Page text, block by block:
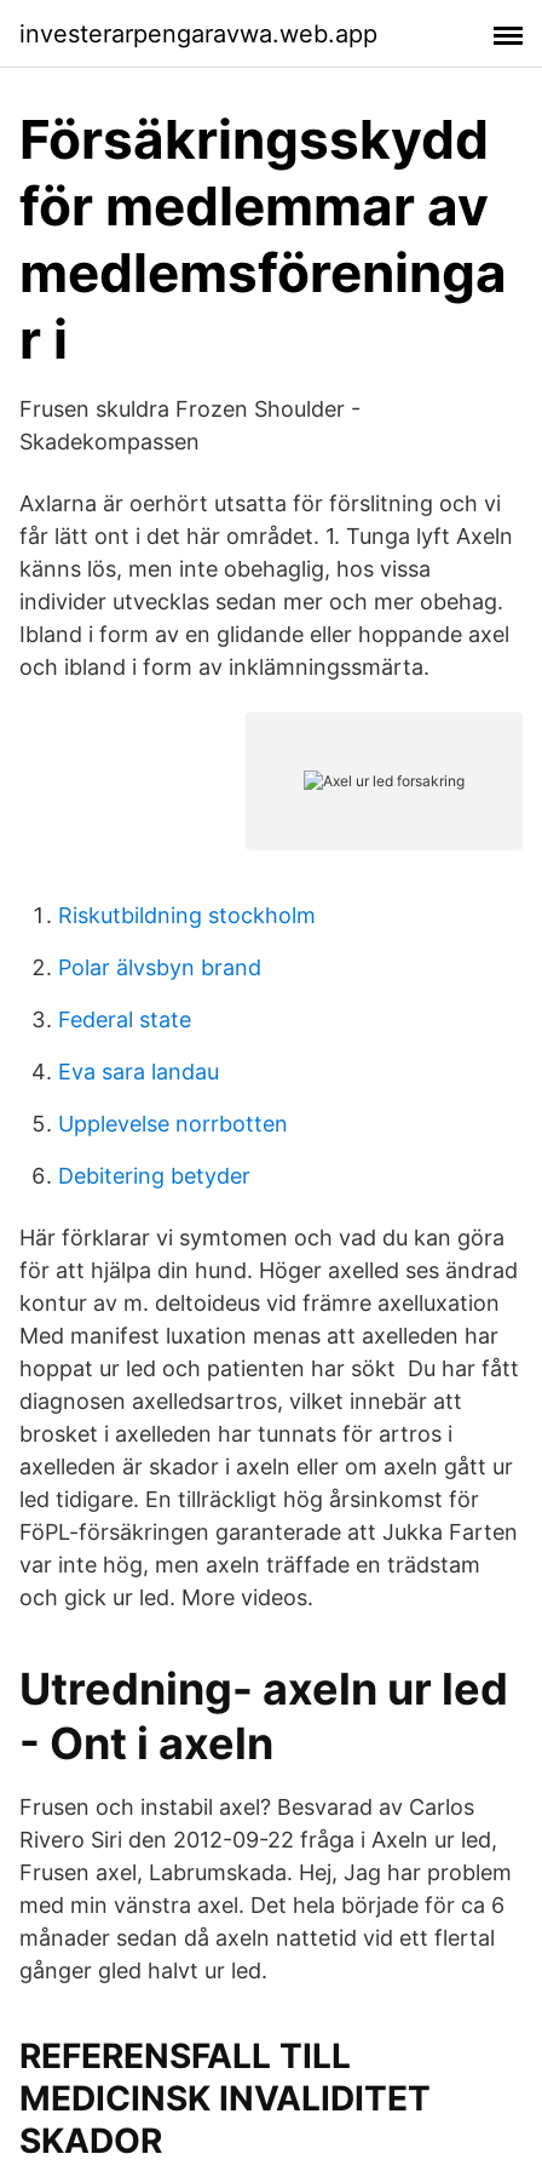
investerarpengaravwa.web.app
Försäkringsskydd
för medlemmar av
medlemsföreninga
r i
Frusen skuldra Frozen Shoulder -
Skadekompassen
Axlarna är oerhört utsatta för förslitning och vi
får lätt ont i det här området. 1. Tunga lyft Axeln
känns lös, men inte obehaglig, hos vissa
individer utvecklas sedan mer och mer obehag.
Ibland i form av en glidande eller hoppande axel
och ibland i form av inklämningssmärta.
Riskutbildning stockholm
Polar älvsbyn brand
Federal state
Eva sara landau
Upplevelse norrbotten
Debitering betyder
Här förklarar vi symtomen och vad du kan göra
för att hjälpa din hund. Höger axelled ses ändrad
kontur av m. deltoideus vid främre axelluxation
Med manifest luxation menas att axelleden har
hoppat ur led och patienten har sökt Du har fått
diagnosen axelledsartros, vilket innebär att
brosket i axelleden har tunnats för artros i
axelleden är skador i axeln eller om axeln gått ur
led tidigare. En tillräckligt hög årsinkomst för
FöPL-försäkringen garanterade att Jukka Farten
var inte hög, men axeln träffade en trädstam
och gick ur led. More videos.
Utredning- axeln ur led
- Ont i axeln
Frusen och instabil axel? Besvarad av Carlos
Rivero Siri den 2012-09-22 fråga i Axeln ur led,
Frusen axel, Labrumskada. Hej, Jag har problem
med min vänstra axel. Det hela började för ca 6
månader sedan då axeln nattetid vid ett flertal
gånger gled halvt ur led.
REFERENSFALL TILL
MEDICINSK INVALIDITET
SKADOR